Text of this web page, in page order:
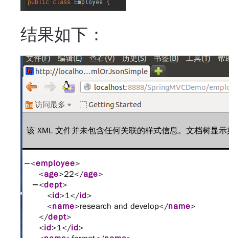
结果如下：